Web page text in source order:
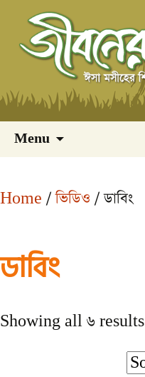
Menu
Skip
to
content
Home /ভিডিও / ডাবিং
ডাবিং
Showing all 6 results